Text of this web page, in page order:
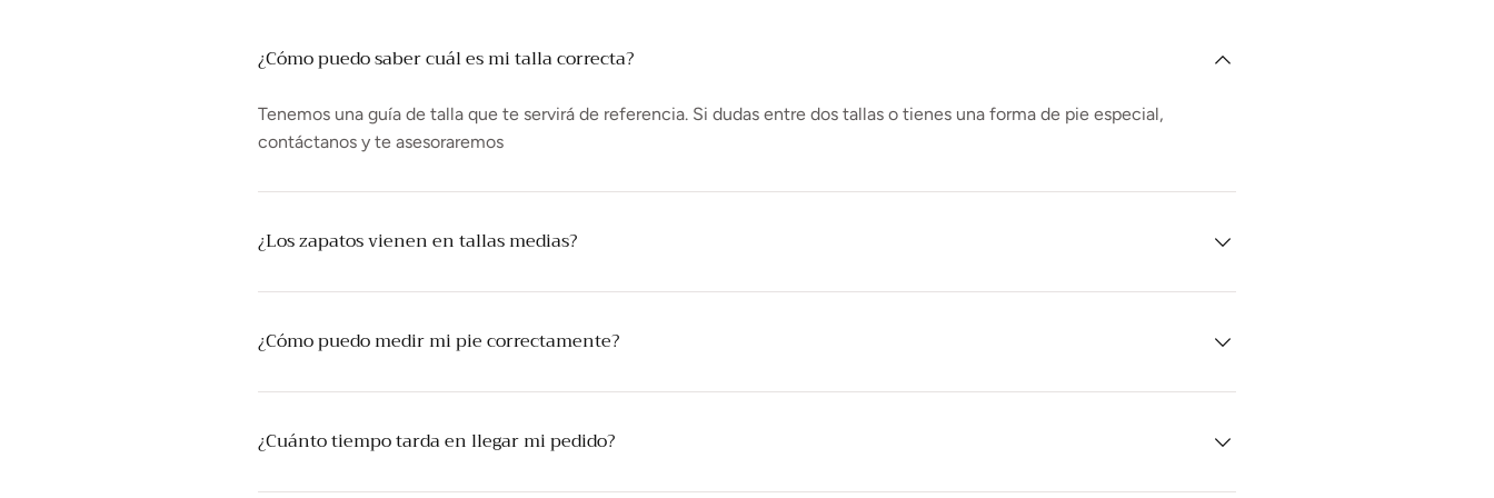
¿Cómo puedo saber cuál es mi talla correcta?
Tenemos una guía de talla que te servirá de referencia. Si dudas entre dos tallas o tienes una forma de pie especial,
contáctanos y te asesoraremos
¿Los zapatos vienen en tallas medias?
¿Cómo puedo medir mi pie correctamente?
¿Cuánto tiempo tarda en llegar mi pedido?